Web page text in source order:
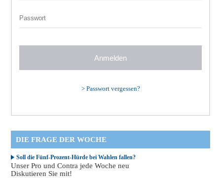
> Passwort vergessen?
DIE FRAGE DER WOCHE
Soll die Fünf-Prozent-Hürde bei Wahlen fallen?
Unser Pro und Contra jede Woche neu
Diskutieren Sie mit!